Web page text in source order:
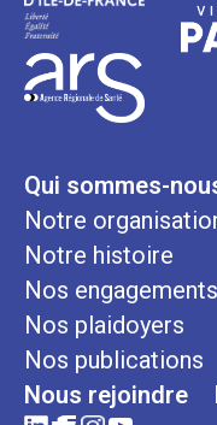
Qui sommes-
Notre
Notre histoire
Nos engagements
Nos plaidoyers
Nos publications
Nous rejoindre